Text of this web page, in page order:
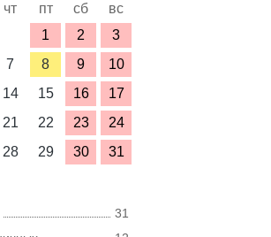
чт пт сб
вс
1
2
3
7 8 9
10
14 15 16
17
21 22 23
24
28 29 30 31
31